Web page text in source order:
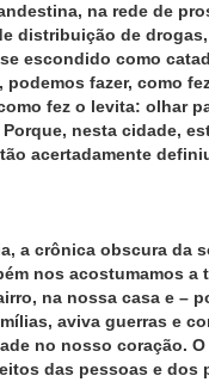
na rede de
distribuição de
escondido como
fazer, como
fez o levita: olhar
nesta cidade,
acertadamente
a crônica obscura da
nos acostumamos a
na nossa casa e –
aviva guerras e
no nosso coração.
das pessoas e dos